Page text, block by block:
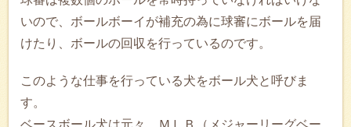
いので、ボールボーイが補充の為に球審にボールを届
けたり、ボールの回収を行っているのです。
このような仕事を行っている犬をボール犬と呼びま
す。
ベースボール犬は元々、ＭＬＢ（メジャーリーグベー